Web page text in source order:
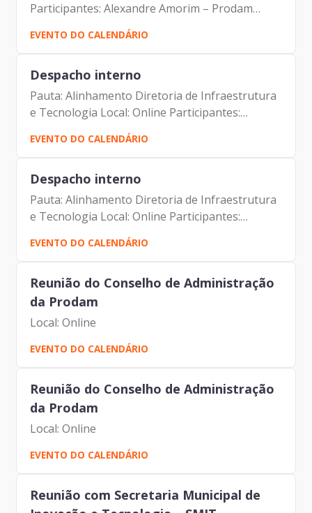
Participantes: Alexandre Amorim – Prodam
Jorge Leite – Prodam Camila Murta – Prodam
João Antonio Nunes Gomes e Silva – SINDPD
EVENTO DO CALENDÁRIO
Despacho interno
Pauta: Alinhamento Diretoria de Infraestrutura
e Tecnologia Local: Online Participantes:
Alexandre Amorim Alexandre Gedanken
EVENTO DO CALENDÁRIO
Despacho interno
Pauta: Alinhamento Diretoria de Infraestrutura
e Tecnologia Local: Online Participantes:
Alexandre Amorim Alexandre Gedanken
EVENTO DO CALENDÁRIO
Reunião do Conselho de Administração
da Prodam
Local: Online
EVENTO DO CALENDÁRIO
Reunião do Conselho de Administração
da Prodam
Local: Online
EVENTO DO CALENDÁRIO
Reunião com Secretaria Municipal de